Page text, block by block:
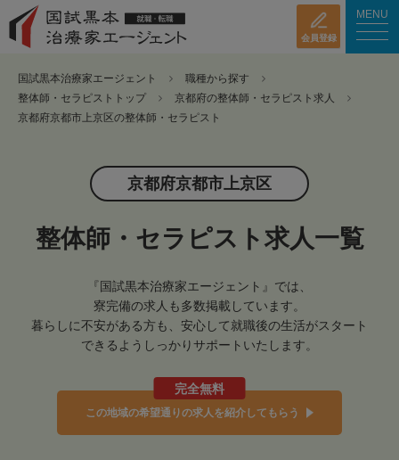
会員登録
MENU
国試黒本治療家エージェント
職種から探す
整体師・セラピストトップ
京都府の整体師・セラピスト求人
京都府京都市上京区の整体師・セラピスト
京都府京都市上京区
整体師・セラピスト求人一覧
『国試黒本治療家エージェント』では、
寮完備の求人も多数掲載しています。
暮らしに不安がある方も、安心して就職後の生活がスタート
できるようしっかりサポートいたします。
完全無料
この地域の希望通りの求人を紹介してもらう